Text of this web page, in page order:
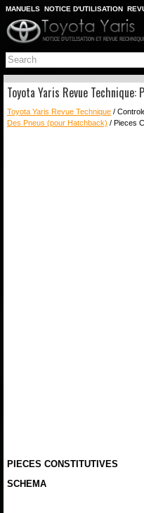
MANUELS NOTICE D'UTILISATION
PLAN DU SITE
CHERCHER
Toyota Yaris Revue
Toyota Yaris Revue Technique /
Des Pneus (pour Hatchback) / Pieces
PIECES CONSTITUTIVES
SCHEMA